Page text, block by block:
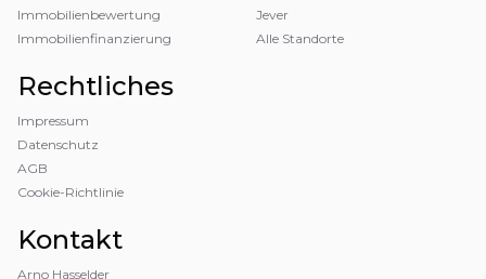
Immobilienbewertung
Immobilienfinanzierung
Jever
Alle Standorte
Rechtliches
Impressum
Datenschutz
AGB
Cookie-Richtlinie
Kontakt
Arno Hasselder